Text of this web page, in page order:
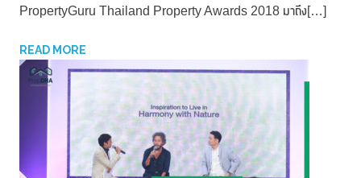
PropertyGuru Thailand Property Awards 2018 มาถึง[…]
READ MORE